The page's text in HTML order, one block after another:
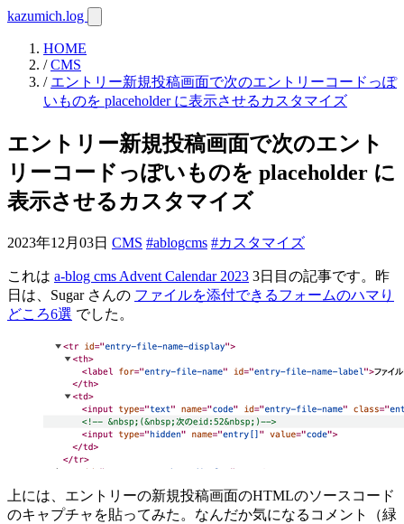
kazumich.log
HOME
/CMS
/ エントリー新規投稿画面で次のエントリーコードっぽ
いものを placeholder に表示させるカスタマイズ
エントリー新規投稿画面で次のエント
リーコードっぽいものを placeholder に
表示させるカスタマイズ
2023年12月03日 CMS #ablogcms #カスタマイズ
これは a-blog cms Advent Calendar 2023 3日目の記事です。昨
日は、Sugar さんの ファイルを添付できるフォームのハマり
どころ6選 でした。
上には、エントリーの新規投稿画面のHTMLのソースコード
のキャプチャを貼ってみた。なんだか気になるコメント（緑